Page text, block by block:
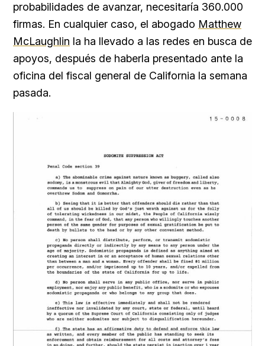
probabilidades de avanzar, necesitaría 360.000
firmas. En cualquier caso, el abogado Matthew
McLaughlin la ha llevado a las redes en busca de
apoyos, después de haberla presentado ante la
oficina del fiscal general de California la semana
pasada.